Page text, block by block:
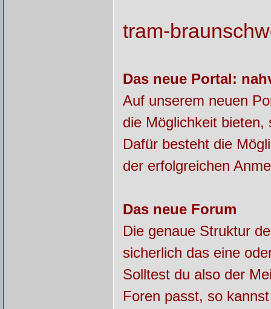
tram-
Das neue Portal:
Auf unserem neuen
die Möglichkeit
Dafür besteht die
der erfolgreichen
Das neue Forum
Die genaue Struktur
sicherlich das eine
Solltest du also der
Foren passt, so